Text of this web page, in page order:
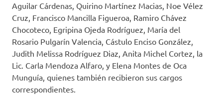
Aguilar Cárdenas, Quirino Martínez Macias, Noe Vélez
Cruz, Francisco Mancilla Figueroa, Ramiro Chávez
Chocoteco, Egripina Ojeda Rodríguez, María del
Rosario Pulgarín Valencia, Cástulo Enciso González,
Judith Melissa Rodríguez Diaz, Anita Michel Cortez, la
Lic. Carla Mendoza Alfaro, y Elena Montes de Oca
Munguía, quienes también recibieron sus cargos
correspondientes.